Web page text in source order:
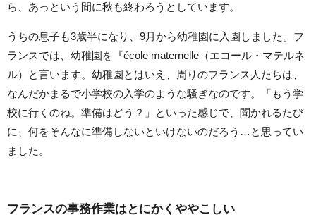
ら、あっという間に秋も終わろうとしています。
うちの息子も3歳半になり、9月から幼稚園に入園しました。フ
ランスでは、幼稚園を『école maternelle（エコール・マテルネ
ル）と言います。幼稚園とはいえ、周りのフランス人たちは、
なんだかまるで小学校の入学のような騒ぎなのです。「もう学
校に行くのね。準備はどう？」といった感じで、聞かれるたび
に、何をそんなに準備しないといけないのだろう…と思ってい
ました。
フランスの事務作業はとにかくややこしい